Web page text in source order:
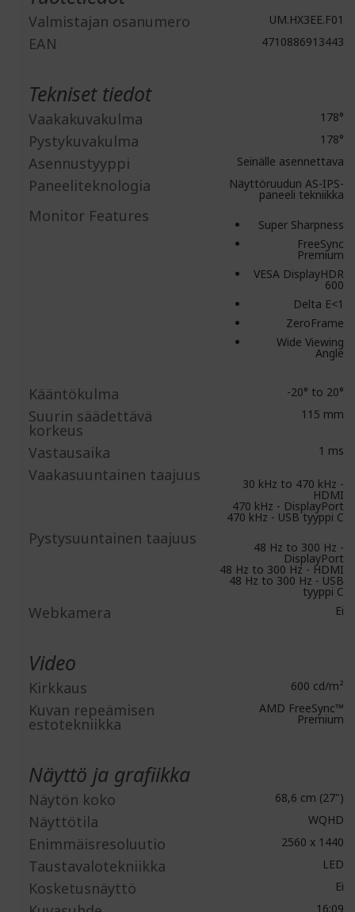
Valmistajan osanumero UM.HX3EE.F01
EAN 4710886913443
Tekniset tiedot
Vaakakuvakulma 178°
Pystykuvakulma 178°
Asennustyyppi Seinälle asennettava
Paneeliteknologia Näyttöruudun AS-IPS-
paneeli tekniikka
Monitor Features
Super Sharpness
FreeSync
Premium
VESA DisplayHDR
600
Delta E<1
ZeroFrame
Wide Viewing
Angle
Kääntökulma -20° to 20°
Suurin säädettävä
korkeus
115 mm
Vastausaika 1 ms
Vaakasuuntainen taajuus 30 kHz to 470 kHz -
HDMI
470 kHz - DisplayPort
470 kHz - USB tyyppi C
Pystysuuntainen taajuus 48 Hz to 300 Hz -
DisplayPort
48 Hz to 300 Hz - HDMI
48 Hz to 300 Hz - USB
tyyppi C
Webkamera Ei
Video
Kirkkaus 600 cd/m²
Kuvan repeämisen
estotekniikka
AMD FreeSync™
Premium
Näyttö ja grafiikka
Näytön koko 68,6 cm (27")
Näyttötila WQHD
Enimmäisresoluutio 2560 x 1440
Taustavalotekniikka LED
Kosketusnäyttö Ei
16:09